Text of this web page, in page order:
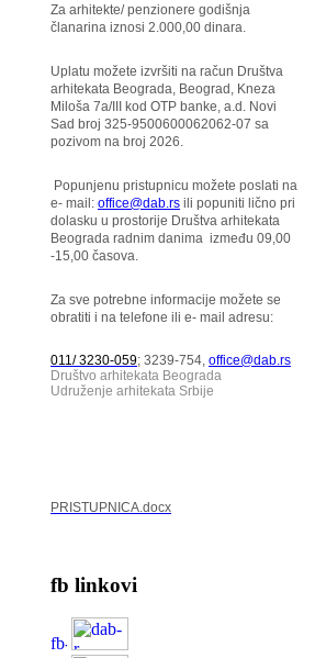
Za arhitekte/ penzionere godišnja
članarina iznosi 2.000,00 dinara.
Uplatu možete izvršiti na račun Društva
arhitekata Beograda, Beograd, Kneza
Miloša 7a/III kod OTP banke, a.d. Novi
Sad broj 325-9500600062062-07 sa
pozivom na broj 2026.
Popunjenu pristupnicu možete poslati na
e- mail: office@dab.rs ili popuniti lično pri
dolasku u prostorije Društva arhitekata
Beograda radnim danima između 09,00
-15,00 časova.
Za sve potrebne informacije možete se
obratiti i na telefone ili e- mail adresu:
011/ 3230-059; 3239-754, office@dab.rs
Društvo arhitekata Beograda
Udruženje arhitekata Srbije
PRISTUPNICA.docx
fb linkovi